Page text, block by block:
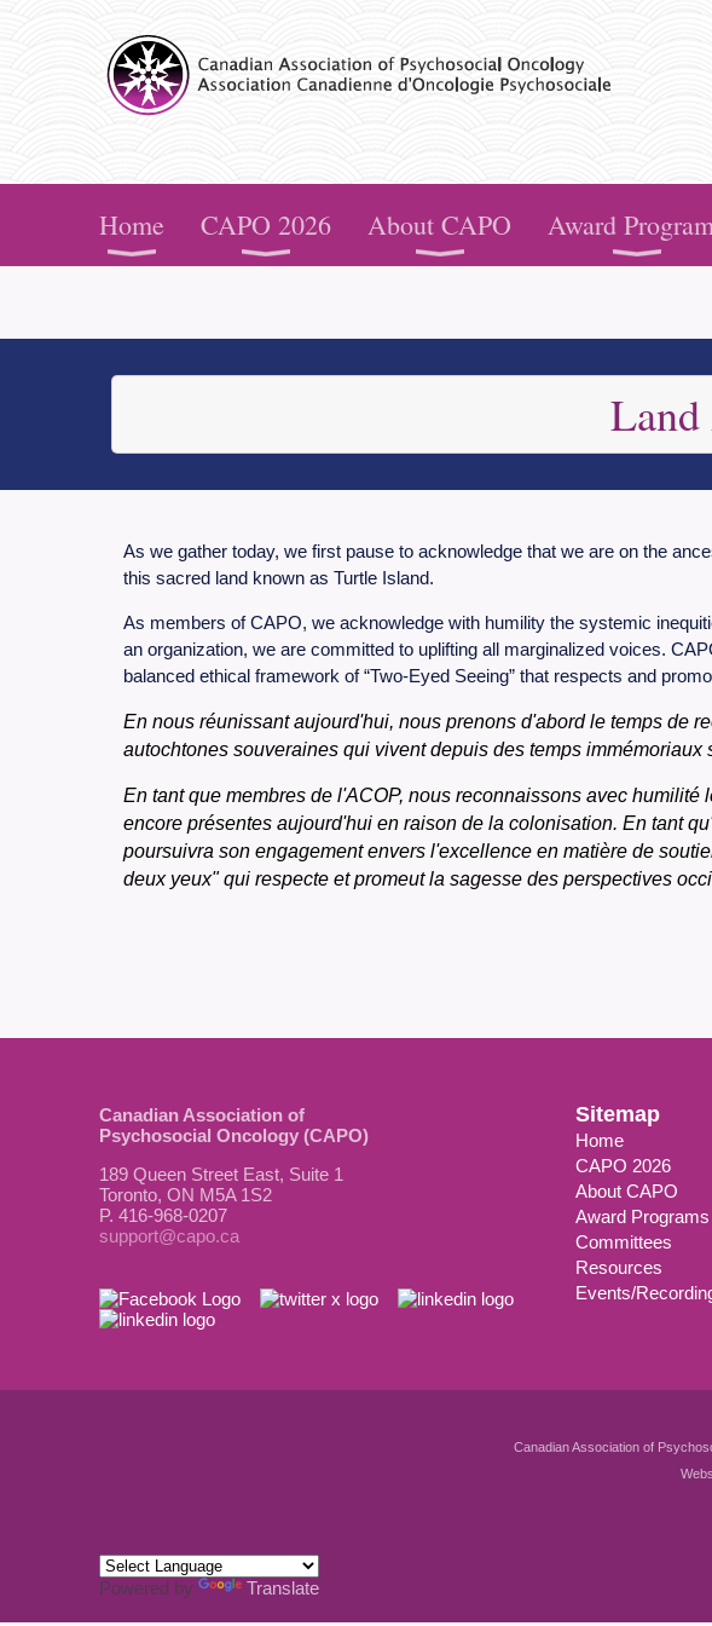
CAPO
Home CAPO 2026 About CAPO Award
Land
As we gather today, we first pause to acknowledge that we are on the
this sacred land known as Turtle Island.
As members of CAPO, we acknowledge with humility the systemic
an organization, we are committed to uplifting all marginalized voices.
balanced ethical framework of “Two-Eyed Seeing” that respects and
En nous réunissant aujourd'hui, nous prenons d'abord le temps de
autochtones souveraines qui vivent depuis des temps
En tant que membres de l'ACOP, nous reconnaissons avec
encore présentes aujourd'hui en raison de la colonisation. En tant
poursuivra son engagement envers l'excellence en matière de
deux yeux" qui respecte et promeut la sagesse des perspectives
Canadian Association of
Psychosocial Oncology (CAPO)
189 Queen Street East, Suite 1
Toronto, ON M5A 1S2
P. 416-968-0207
support@capo.ca
Sitemap
Home
CAPO 2026
About CAPO
Award Programs
Committees
Resources
Events/
Canadian Association of
Powered by Translate